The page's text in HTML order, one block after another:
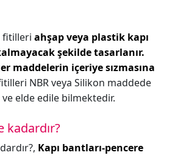
fitilleri ahşap veya plastik kapı
şekilde tasarlanır.
maddelerin içeriye sızmasına
NBR veya Silikon maddede
elde edile bilmektedir.
kadardır?
Kapı bantları-pencere